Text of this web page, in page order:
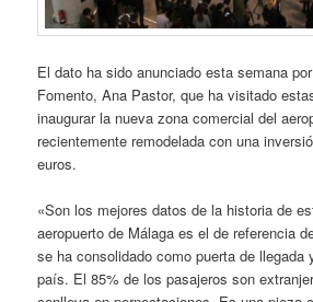
El dato ha sido anunciado esta semana
Fomento, Ana Pastor, que ha visitado
inaugurar la nueva zona comercial del
recientemente remodelada con una
euros.
«Son los mejores datos de la historia de
aeropuerto de Málaga es el de referencia
se ha consolidado como puerta de llegada
país. El 85% de los pasajeros son